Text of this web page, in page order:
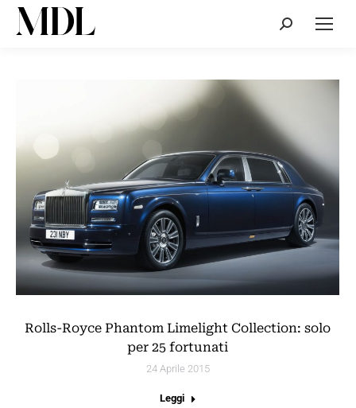
Cerca:
Rolls-Royce Phantom Limelight Collection: solo
per 25 fortunati
24 Aprile 2015
Leggi